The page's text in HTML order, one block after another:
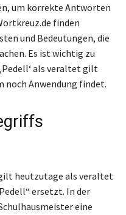
um korrekte Antworten
finden
und Bedeutungen, die
Es ist wichtig zu
als veraltet gilt
noch Anwendung findet.
heutzutage als veraltet
ersetzt. In der
eine